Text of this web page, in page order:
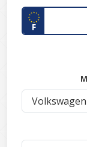
F